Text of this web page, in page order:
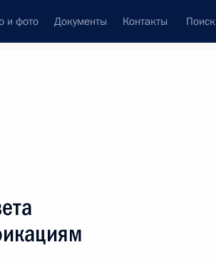
и фото Документы Контакты Поиск